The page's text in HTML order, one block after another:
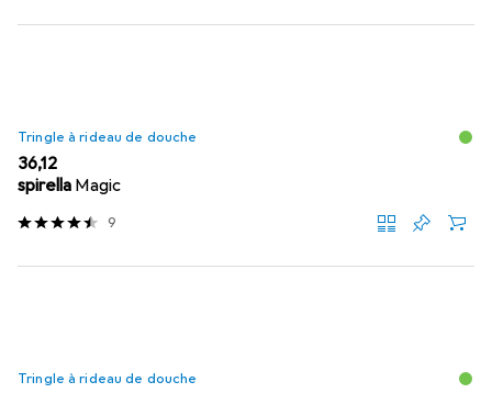
Tringle à rideau de douche
EUR
36,12
spirella Magic
9
Tringle à rideau de douche